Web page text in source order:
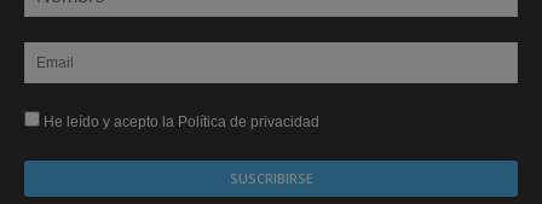
He leído y acepto la Política de privacidad